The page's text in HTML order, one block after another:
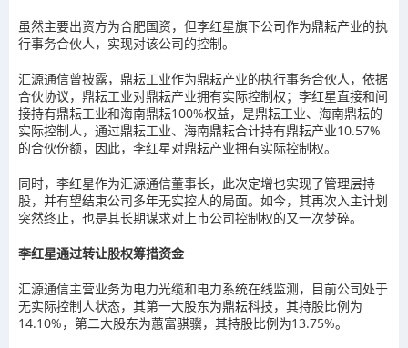
虽然主要出资方为合肥国资，但李红星旗下公司作为鼎耘产业的执
行事务合伙人，实现对该公司的控制。
汇源通信曾披露，鼎耘工业作为鼎耘产业的执行事务合伙人，依据
合伙协议，鼎耘工业对鼎耘产业拥有实际控制权；李红星直接和间
接持有鼎耘工业和海南鼎耘100%权益，是鼎耘工业、海南鼎耘的
实际控制人，通过鼎耘工业、海南鼎耘合计持有鼎耘产业10.57%
的合伙份额，因此，李红星对鼎耘产业拥有实际控制权。
同时，李红星作为汇源通信董事长，此次定增也实现了管理层持
股，并有望结束公司多年无实控人的局面。如今，其再次入主计划
突然终止，也是其长期谋求对上市公司控制权的又一次梦碎。
李红星通过转让股权筹措资金
汇源通信主营业务为电力光缆和电力系统在线监测，目前公司处于
无实际控制人状态，其第一大股东为鼎耘科技，其持股比例为
14.10%，第二大股东为蕙富骐骥，其持股比例为13.75%。